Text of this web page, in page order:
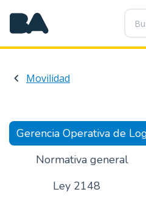
P
a
s
a
o
n
Movilidad
Gerencia Operativa de
Normativa general
Ley 2148